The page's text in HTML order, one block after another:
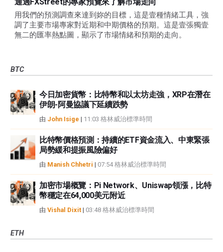
通過FXStreet的專家預覽來了解市場走向
用我們的預測調查來達到妳的目標，這是壹種情緒工具，強
調了主要市場專家對近期和中期價格的預期。這是壹張獨壹
無二的匯率熱點圖，顯示了市場情緒和預期的走向。
BTC
今日加密貨幣：比特幣和以太坊走強，XRP在潛在
伊朗-阿曼協議下延續跌勢
由 John Isige | 11:03 格林威治標準時間
比特幣價格預測：持續的ETF資金流入、中東緊張
局勢緩和提振風險偏好
由 Manish Chhetri | 07:54 格林威治標準時間
加密市場概覽：Pi Network、Uniswap領漲，比特
幣穩定在64,000美元附近
由 Vishal Dixit | 03:48 格林威治標準時間
ETH